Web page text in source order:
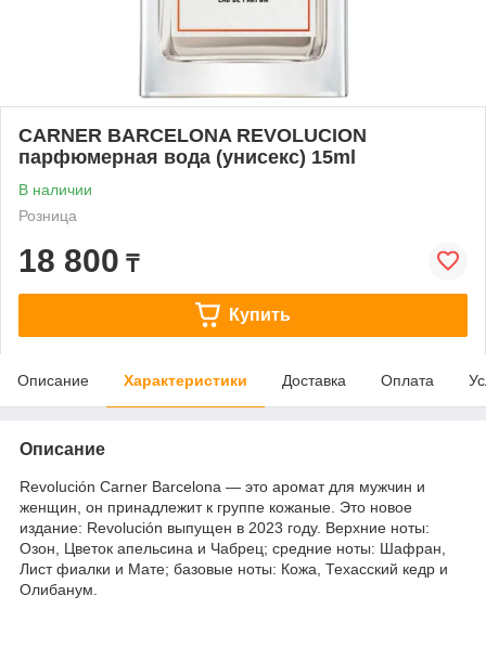
CARNER BARCELONA REVOLUCION
парфюмерная вода (унисекс) 15ml
В наличии
Розница
18 800 ₸
Купить
Описание Характеристики Доставка Оплата
Описание
Revolución Carner Barcelona — это аромат для мужчин и
женщин, он принадлежит к группе кожаные. Это новое
издание: Revolución выпущен в 2023 году. Верхние ноты:
Озон, Цветок апельсина и Чабрец; средние ноты: Шафран,
Лист фиалки и Мате; базовые ноты: Кожа, Техасский кедр и
Олибанум.